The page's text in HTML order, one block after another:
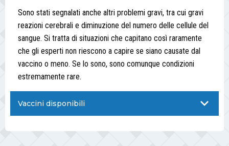
Sono stati segnalati anche altri problemi gravi, tra cui gravi
reazioni cerebrali e diminuzione del numero delle cellule del
sangue. Si tratta di situazioni che capitano così raramente
che gli esperti non riescono a capire se siano causate dal
vaccino o meno. Se lo sono, sono comunque condizioni
estremamente rare.
Vaccini disponibili